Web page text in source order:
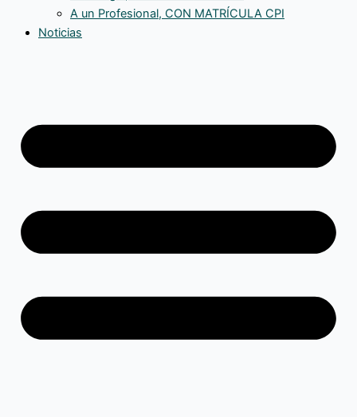
A un Profesional, CON MATRÍCULA CPI
Noticias